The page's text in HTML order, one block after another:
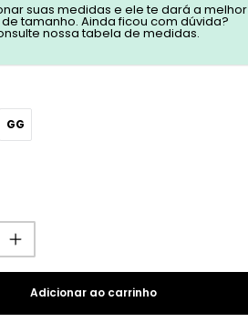
suas medidas e ele te dará a melhor
tamanho. Ainda ficou com dúvida?
nossa tabela de medidas.
GG
Adicionar ao carrinho